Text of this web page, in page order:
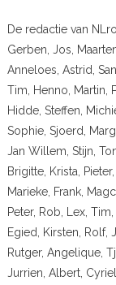
De redactie van
Gerben, Jos,
Anneloes, Astrid,
Tim, Henno, Martin,
Hidde, Steffen,
Sophie, Sjoerd,
Jan Willem, Stijn,
Brigitte, Krista,
Marieke, Frank,
Peter, Rob, Lex,
Egied, Kirsten, Rolf,
Rutger, Angelique,
Jurrien, Albert,